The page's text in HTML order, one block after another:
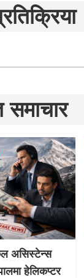
समाचार
असिस्टेन्स
हेलिकप्टर